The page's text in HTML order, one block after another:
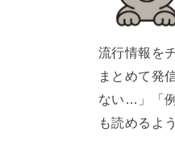
流行情報を
まとめて発
ない…」「
も読めるよ